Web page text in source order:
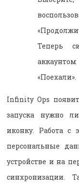
Теперь
«Поехали».
Infinity Ops
запуска нужно
иконку. Работа с
персональные
устройстве и на
синхронизации.